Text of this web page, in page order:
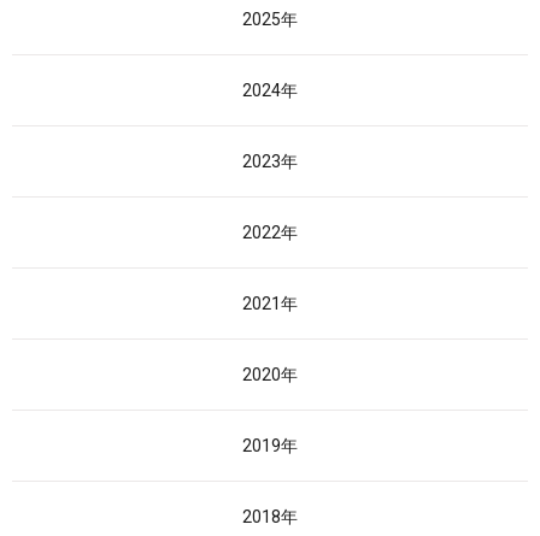
2025年
2024年
2023年
2022年
2021年
2020年
2019年
2018年